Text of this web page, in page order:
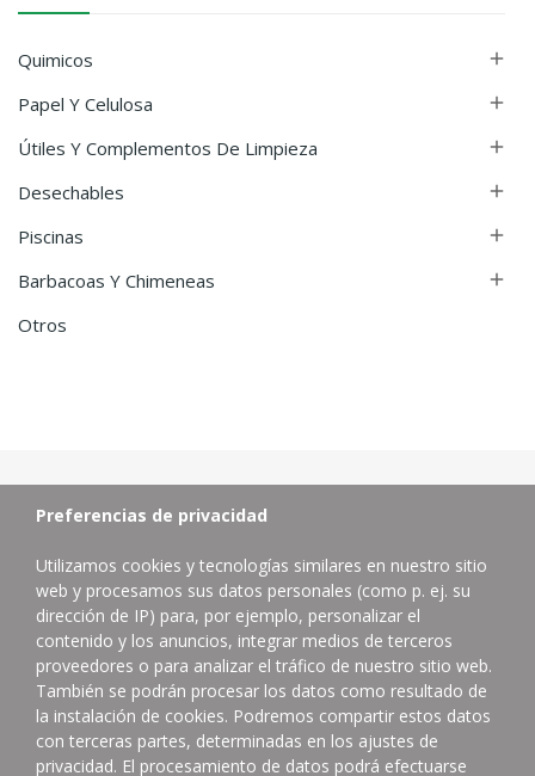
Quimicos 
Papel Y Celulosa 
Útiles Y Complementos De Limpieza 
Desechables 
Piscinas 
Barbacoas Y Chimeneas 
Otros
Distribuidor de productos de limpieza profesional.
Contacta con nosotros
624832402
Preferencias de privacidad
Utilizamos cookies y tecnologías similares en nuestro sitio
web y procesamos sus datos personales (como p. ej. su
dirección de IP) para, por ejemplo, personalizar el
contenido y los anuncios, integrar medios de terceros
proveedores o para analizar el tráfico de nuestro sitio web.
También se podrán procesar los datos como resultado de
la instalación de cookies. Podremos compartir estos datos
con terceras partes, determinadas en los ajustes de
privacidad. El procesamiento de datos podrá efectuarse